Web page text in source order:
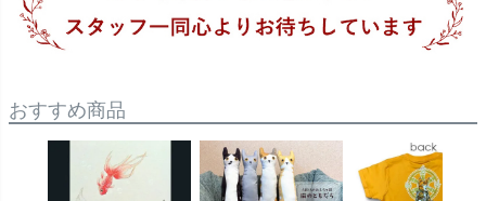
おすすめ商品